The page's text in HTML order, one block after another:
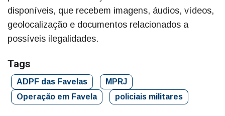
disponíveis, que recebem imagens, áudios, vídeos,
geolocalização e documentos relacionados a
possíveis ilegalidades.
Tags
ADPF das Favelas
MPRJ
Operação em Favela
policiais militares